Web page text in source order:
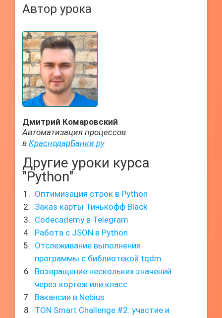
Автор урока
Дмитрий Комаровский
Автоматизация процессов
в КраснодарБанки.ру
Другие уроки курса
"Python"
Оптимизация строк в Python
Заказ карты Тинькофф Black
Codecademy в Telegram
Работа с JSON в Python
Отслеживание выполнения
программы с библиотекой tqdm
Возвращение нескольких значений
через кортеж или класс
Вакансии в Nebius
TON Smart Challenge #2: участие и